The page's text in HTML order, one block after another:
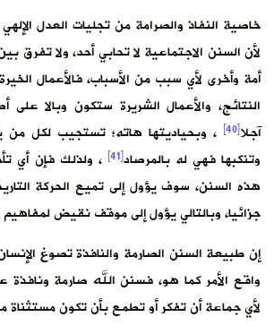
خاصية النفاذ والصرامة من تجليات العدل
لأن السنن الاجتماعية لا تحابي أحد، ولا تفرق
أمة وأخرى لأي سبب من الأسباب، فالأعمال
النتائج، والأعمال الشريرة ستكون وبالا على
آجلا[40]
، وبحياديتها هاته؛ تستجيب لكل من
وتنكبها فهي له بالمرصاد[41]
، ولذلك فإن أي
هذه السنن، سوف يؤول إلى تميع الحركة
جزائيا، وبالتالي يؤول إلى موقف نقيض
إن طبيعة السنن الصارمة والنافذة تصوغ
واقع الأمر كما هو، فسنن الله صارمة ونافذة
لأي جماعة أن تفكر أو تطمع بأن تكون مستثناة